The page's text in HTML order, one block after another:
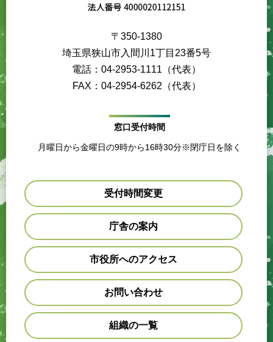
〒350-1380
埼玉県狭山市入間川1丁目23番5号
電話：04-2953-1111（代表）
FAX：04-2954-6262（代表）
窓口受付時間
月曜日から金曜日の9時から16時30分※閉庁日を除く
受付時間変更
庁舎の案内
市役所へのアクセス
お問い合わせ
組織の一覧